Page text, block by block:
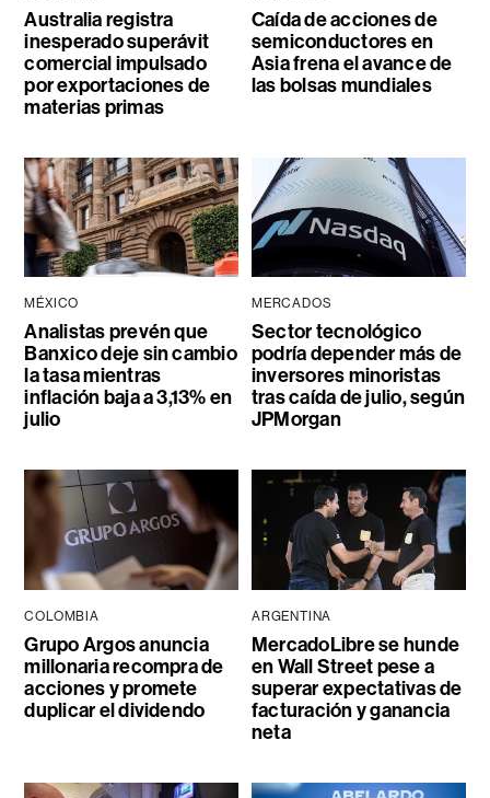
Australia registra
inesperado superávit
comercial impulsado
por exportaciones de
materias primas
Caída de acciones de
semiconductores en
Asia frena el avance de
las bolsas mundiales
MÉXICO
Analistas prevén que
Banxico deje sin cambio
la tasa mientras
inflación baja a 3,13% en
julio
MERCADOS
Sector tecnológico
podría depender más de
inversores minoristas
tras caída de julio, según
JPMorgan
COLOMBIA
Grupo Argos anuncia
millonaria recompra de
acciones y promete
duplicar el dividendo
ARGENTINA
MercadoLibre se hunde
en Wall Street pese a
superar expectativas de
facturación y ganancia
neta